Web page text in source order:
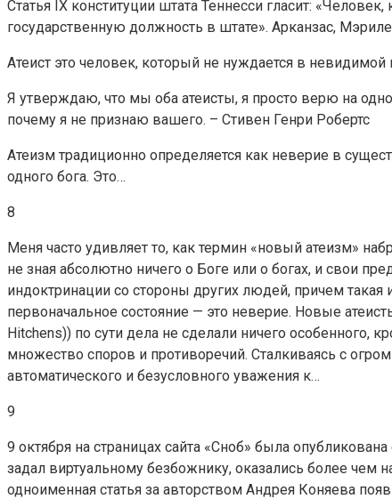
Статья IX конституции штата Теннесси гласит:
государственную должность в штате». Арканзас,
Атеист это человек, который не нуждается в
Я утверждаю, что мы оба атеисты, я просто верю на
почему я не признаю вашего. – Стивен Генри Робертс
Атеизм традиционно определяется как неверие в
одного бога. Это…
8
Меня часто удивляет то, как термин «новый атеизм»
не зная абсолютно ничего о Боге или о богах, и свои
индоктринации со стороны других людей, причем
первоначальное состояние — это неверие. Новые
Hitchens)) по сути дела не сделали ничего особенного,
множество споров и противоречий. Сталкиваясь с
автоматического и безусловного уважения к…
9
9 октября на страницах сайта «Сноб» была
задал виртуальному безбожнику, оказались более чем
одноименная статья за авторством Андрея Коняева